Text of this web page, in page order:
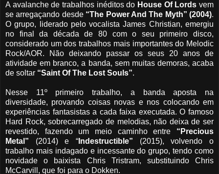
A avalanche de trabalhos inéditos do House Of Lords vem
se arregaçando desde “The Power And The Myth” (2004).
O grupo, liderado pelo vocalista James Christian, emergiu
no final da década de 80 com o seu primeiro disco,
considerado um dos trabalhos mais importantes do Melodic
Rock/AOR. Não deixando passar os seus 20 anos de
atividade em branco, a banda, sem muitas demoras, acaba
de soltar “Saint Of The Lost Souls”.
Nesse 11º primeiro trabalho, a banda aposta na
diversidade, provando coisas novas e nos colocando em
experiências fantasistas a cada faixa executada. O famoso
Hard Rock, sobrecarregado de melodias, não deixa de ser
revestido, fazendo um meio caminho entre “Precious
Metal” (2014) e “ Indestructible” (2015), volvendo o
trabalho mais indagado e incessante do grupo, tendo como
novidade o baixista Chris Tristram, substituindo Chris
McCarvill, que foi para o Dokken.